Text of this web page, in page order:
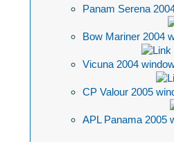
Panam Serena
Bow Mariner 2004
Vicuna 2004
CP Valour 2005
APL Panama 2005